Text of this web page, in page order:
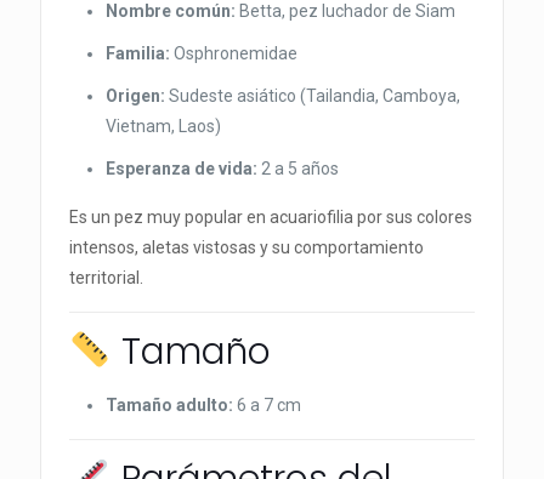
Nombre común: Betta, pez luchador de Siam
Familia: Osphronemidae
Origen: Sudeste asiático (Tailandia, Camboya,
Vietnam, Laos)
Esperanza de vida: 2 a 5 años
Es un pez muy popular en acuariofilia por sus colores
intensos, aletas vistosas y su comportamiento
territorial.
Tamaño
Tamaño adulto: 6 a 7 cm